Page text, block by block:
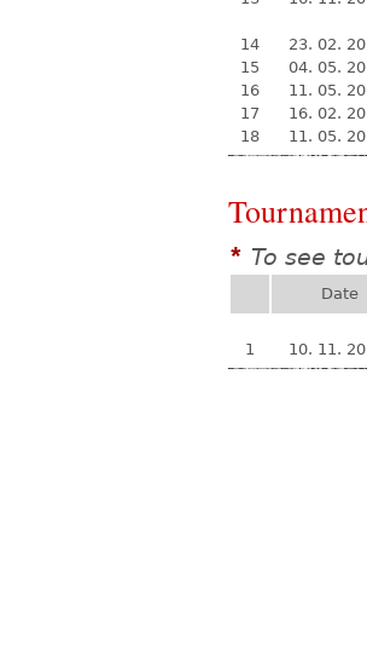
14
23. 02.
15
04. 05.
16
11. 05.
17
16. 02.
18
11. 05.
* To see
Date
1 10. 11.